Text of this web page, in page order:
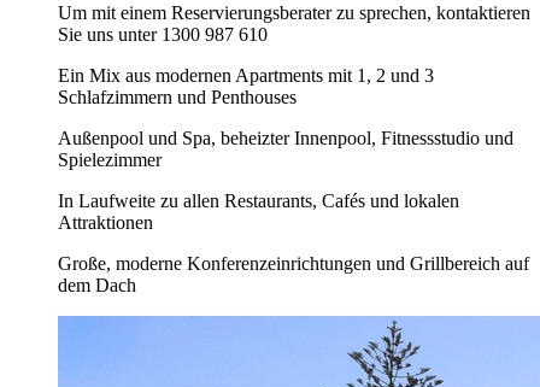
Um mit einem Reservierungsberater zu sprechen, kontaktieren
Sie uns unter 1300 987 610
Ein Mix aus modernen Apartments mit 1, 2 und 3
Schlafzimmern und Penthouses
Außenpool und Spa, beheizter Innenpool, Fitnessstudio und
Spielezimmer
In Laufweite zu allen Restaurants, Cafés und lokalen
Attraktionen
Große, moderne Konferenzeinrichtungen und Grillbereich auf
dem Dach